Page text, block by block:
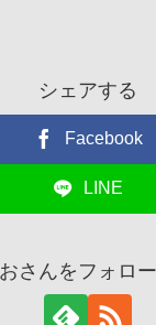
シェアする
Facebook
LINE
さんをフォロ